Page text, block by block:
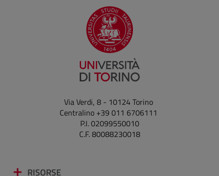
Via Verdi, 8 - 10124 Torino
Centralino +39 011 6706111
P.I. 02099550010
C.F. 80088230018
RISORSE